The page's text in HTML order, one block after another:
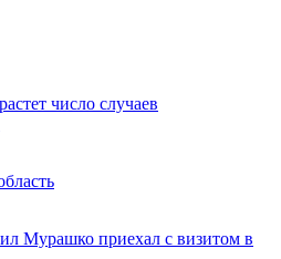
число случаев
Мурашко приехал с визитом в